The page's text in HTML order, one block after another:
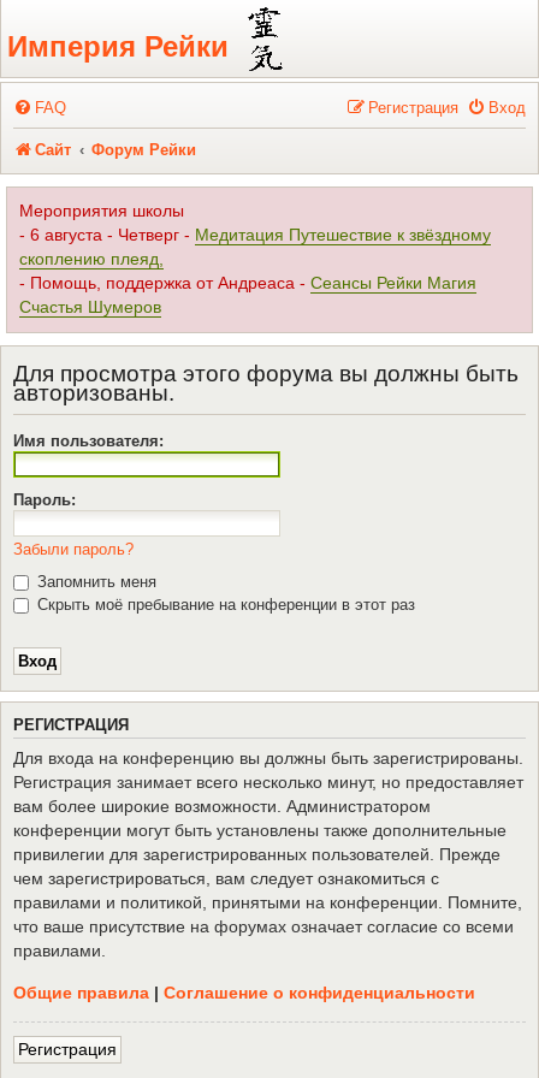
Регистрация
Империя Рейки
FAQ Вход
Регистрация
Сайт Форум Рейки
Мероприятия школы
- 6 августа - Четверг - Медитация Путешествие к звёздному
скоплению плеяд,
- Помощь, поддержка от Андреаса - Сеансы Рейки Магия
Счастья Шумеров
Для просмотра этого форума вы должны быть
авторизованы.
Имя пользователя:
Пароль:
Забыли пароль?
Запомнить меня
Скрыть моё пребывание на конференции в этот раз
РЕГИСТРАЦИЯ
Для входа на конференцию вы должны быть зарегистрированы.
Регистрация занимает всего несколько минут, но предоставляет
вам более широкие возможности. Администратором
конференции могут быть установлены также дополнительные
привилегии для зарегистрированных пользователей. Прежде
чем зарегистрироваться, вам следует ознакомиться с
правилами и политикой, принятыми на конференции. Помните,
что ваше присутствие на форумах означает согласие со всеми
правилами.
Общие правила | Соглашение о конфиденциальности
Регистрация